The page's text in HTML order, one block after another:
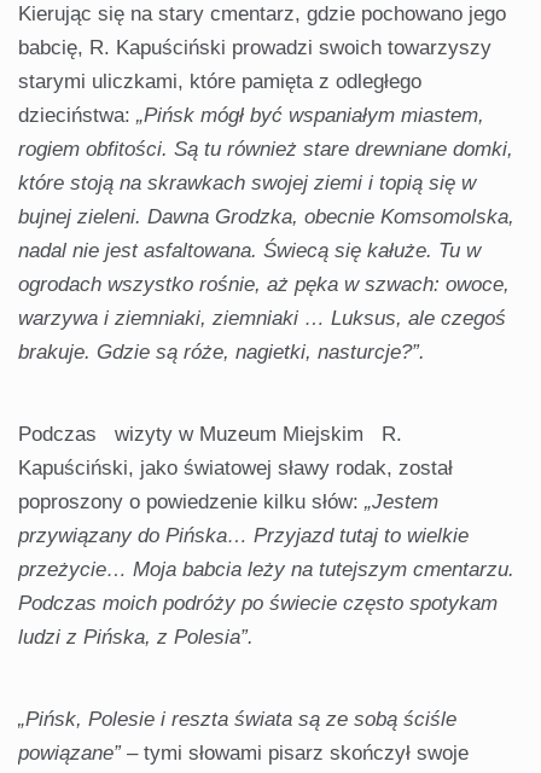
Kierując się na stary cmentarz, gdzie pochowano jego
babcię, R. Kapuściński prowadzi swoich towarzyszy
starymi uliczkami, które pamięta z odległego
dzieciństwa: „Pińsk mógł być wspaniałym miastem,
rogiem obfitości. Są tu również stare drewniane domki,
które stoją na skrawkach swojej ziemi i topią się w
bujnej zieleni. Dawna Grodzka, obecnie Komsomolska,
nadal nie jest asfaltowana. Świecą się kałuże. Tu w
ogrodach wszystko rośnie, aż pęka w szwach: owoce,
warzywa i ziemniaki, ziemniaki … Luksus, ale czegoś
brakuje. Gdzie są róże, nagietki, nasturcje?”.
Podczas wizyty w Muzeum Miejskim R.
Kapuściński, jako światowej sławy rodak, został
poproszony o powiedzenie kilku słów: „Jestem
przywiązany do Pińska… Przyjazd tutaj to wielkie
przeżycie… Moja babcia leży na tutejszym cmentarzu.
Podczas moich podróży po świecie często spotykam
ludzi z Pińska, z Polesia”.
„Pińsk, Polesie i reszta świata są ze sobą ściśle
powiązane”– tymi słowami pisarz skończył swoje